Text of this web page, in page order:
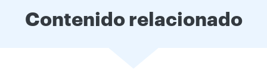
Contenido relacionado